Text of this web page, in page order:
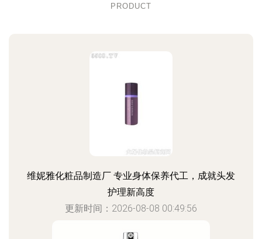
PRODUCT
维妮雅化粧品制造厂 专业身体保养代工，成就头发
护理新高度
更新时间：2026-08-08 00:49:56